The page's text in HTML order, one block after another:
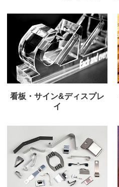
看板・サイン&ディスプレ
イ